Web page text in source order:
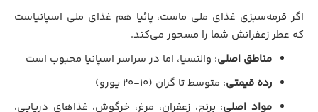
اگر قرمه‌سبزی غذای ملی ماست، پائیا هم غذای ملی اسپانیاست
که عطر زعفرانش شما را مسحور می‌کند.
مناطق اصلی: والنسیا، اما در سراسر اسپانیا محبوب است
رده قیمتی: متوسط تا گران (۱۰-۲۰ یورو)
مواد اصلی: برنج، زعفران، مرغ، خرگوش، غذاهای دریایی،